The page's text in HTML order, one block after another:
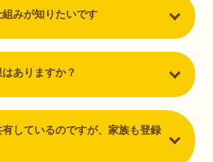
みが知りたいです
ありますか？
しているのですが、家族も登録